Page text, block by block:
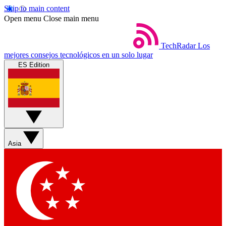
Skip to main content
Open menu Close main menu
TechRadar Los
mejores consejos tecnológicos en un solo lugar
ES Edition
Asia